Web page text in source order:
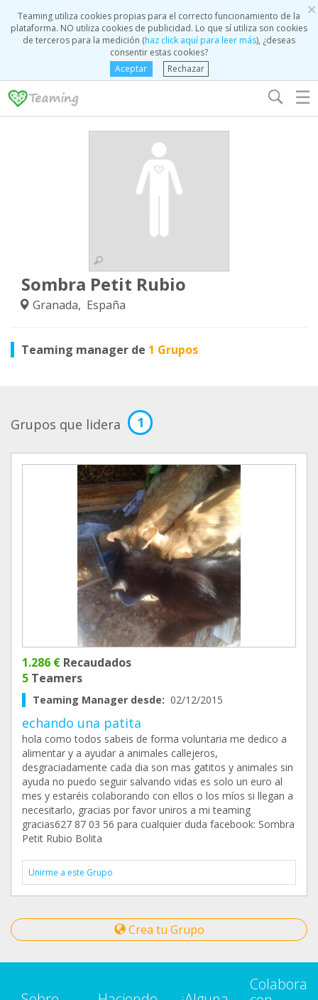
×
Teaming utiliza cookies propias para el correcto funcionamiento de la
plataforma. NO utiliza cookies de publicidad. Lo que sí utiliza son cookies
de terceros para la medición (haz click aquí para leer más), ¿deseas
consentir estas cookies?
Aceptar
Rechazar
☰
Sombra Petit Rubio
Granada, España
Teaming manager de 1 Grupos
Grupos que lidera 1
1.286 € Recaudados
5 Teamers
Teaming Manager desde: 02/12/2015
echando una patita
hola como todos sabeis de forma voluntaria me dedico a
alimentar y a ayudar a animales callejeros,
desgraciadamente cada dia son mas gatitos y animales sin
ayuda no puedo seguir salvando vidas es solo un euro al
mes y estaréis colaborando con ellos o los míos si llegan a
necesitarlo, gracias por favor uniros a mi teaming
gracias627 87 03 56 para cualquier duda facebook: Sombra
Petit Rubio Bolita
Unirme a este Grupo
Crea tu Grupo
Colabora